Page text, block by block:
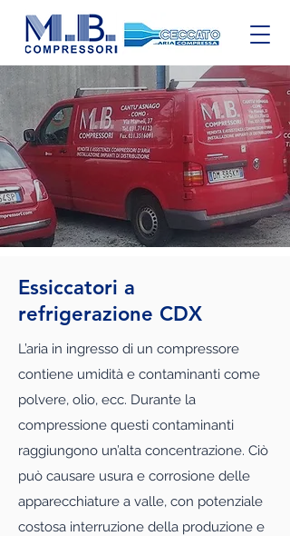
Essiccatori a
refrigerazione CDX
L’aria in ingresso di un compressore
contiene umidità e contaminanti come
polvere, olio, ecc. Durante la
compressione questi contaminanti
raggiungono un’alta concentrazione. Ciò
può causare usura e corrosione delle
apparecchiature a valle, con potenziale
costosa interruzione della produzione e